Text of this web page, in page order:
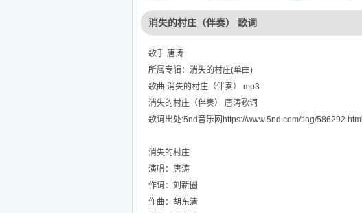
消失的村庄（伴奏） 歌词
歌手:唐涛
所属专辑：消失的村庄(单曲)
歌曲:消失的村庄（伴奏） mp3
消失的村庄（伴奏） 唐涛歌词
歌词出处:5nd音乐网https://www.5nd.com/ting/586292.html
消失的村庄
演唱：唐涛
作词：刘新圈
作曲：胡东清